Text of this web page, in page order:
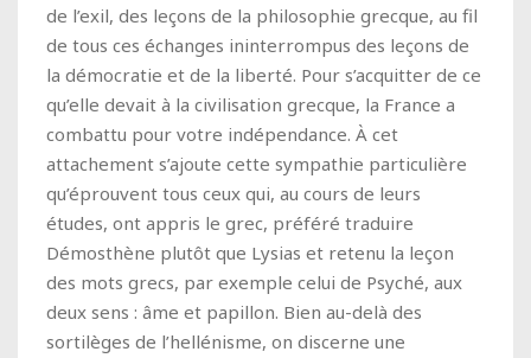
de l’exil, des leçons de la philosophie grecque, au fil
de tous ces échanges ininterrompus des leçons de
la démocratie et de la liberté. Pour s’acquitter de ce
qu’elle devait à la civilisation grecque, la France a
combattu pour votre indépendance. À cet
attachement s’ajoute cette sympathie particulière
qu’éprouvent tous ceux qui, au cours de leurs
études, ont appris le grec, préféré traduire
Démosthène plutôt que Lysias et retenu la leçon
des mots grecs, par exemple celui de Psyché, aux
deux sens : âme et papillon. Bien au-delà des
sortilèges de l’hellénisme, on discerne une